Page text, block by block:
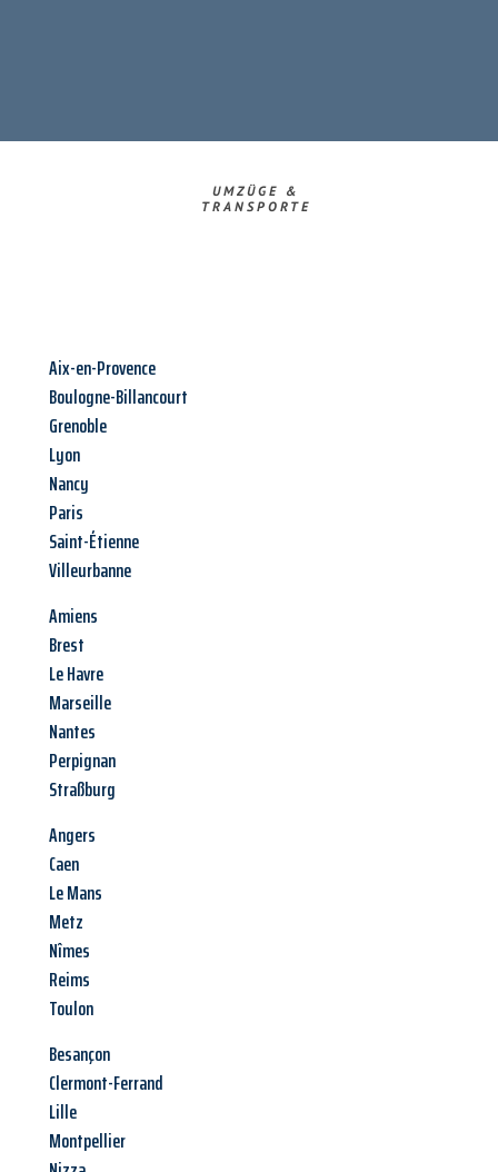
UMZÜGE &
TRANSPORTE
Aix-en-Provence
Boulogne-Billancourt
Grenoble
Lyon
Nancy
Paris
Saint-Étienne
Villeurbanne
Amiens
Brest
Le Havre
Marseille
Nantes
Perpignan
Straßburg
Angers
Caen
Le Mans
Metz
Nîmes
Reims
Toulon
Besançon
Clermont-Ferrand
Lille
Montpellier